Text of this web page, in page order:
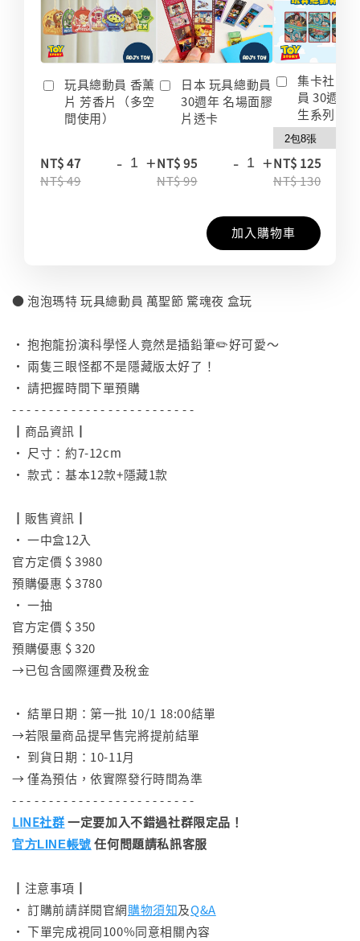
玩具總動員 香薰
片 芳香片（多空
間使用）
NT$ 47
NT$ 49
- +
日本 玩具總動員
30週年 名場面膠
片透卡
NT$ 95
NT$ 99
- +
集卡社 玩
員 30週年
生系列 收
NT$ 125
NT$ 130
加入購物車
● 泡泡瑪特 玩具總動員 萬聖節 驚魂夜 盒玩
• 抱抱龍扮演科學怪人竟然是插鉛筆✏️好可愛～
• 兩隻三眼怪都不是隱藏版太好了！
• 請把握時間下單預購
- - - - - - - - - - - - - - - - - - - - - - - - -
┃商品資訊┃
• 尺寸：約7-12cm
• 款式：基本12款+隱藏1款
┃販售資訊┃
• 一中盒12入
官方定價 $ 3980
預購優惠 $ 3780
• 一抽
官方定價 $ 350
預購優惠 $ 320
→已包含國際運費及稅金
• 結單日期：第一批 10/1 18:00結單
→若限量商品提早售完將提前結單
• 到貨日期：10-11月
→ 僅為預估，依實際發行時間為準
- - - - - - - - - - - - - - - - - - - - - - - - -
LINE社群一定要加入不錯過社群限定品！
官方LINE帳號 任何問題請私訊客服
┃注意事項┃
• 訂購前請詳閱官網購物須知及Q&A
• 下單完成視同100%同意相關內容